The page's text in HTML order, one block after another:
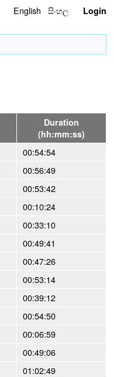
English සිංහල Login
Duration
(hh:mm:ss)
00:54:54
00:56:49
00:53:42
00:10:24
00:33:10
00:49:41
00:47:26
00:53:14
00:39:12
00:54:50
00:06:59
00:49:06
01:02:49